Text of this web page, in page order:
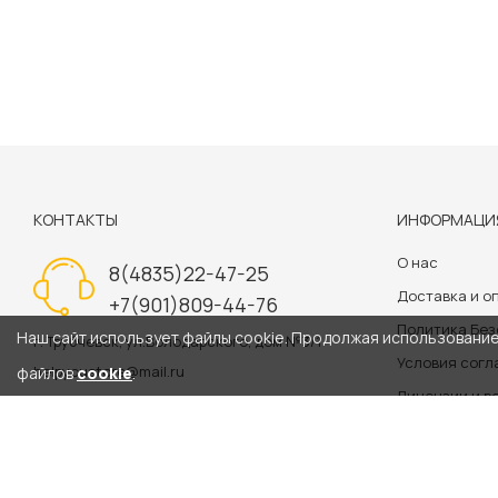
Наш сайт использует файлы cookie. Продолжая
файловcookie.
КОНТАКТЫ
8(4835)22-47-25
+7(901)809-44-76
г. Трубчевск, ул.Володарского, дом №3/1
helpyoustore@mail.ru
О нас
Доставка и
Политика
Условия
Лицензии и